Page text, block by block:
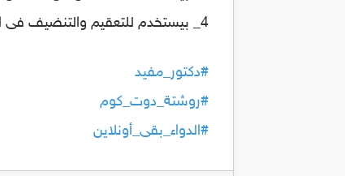
4_ بيستخدم للتعقيم والتنضيف فى اوقات كتير لقوته فى القضاء على البكتيريا.
#دكتور_مفيد
#روشتة_دوت_كوم
#الدواء_بقى_أونلاين